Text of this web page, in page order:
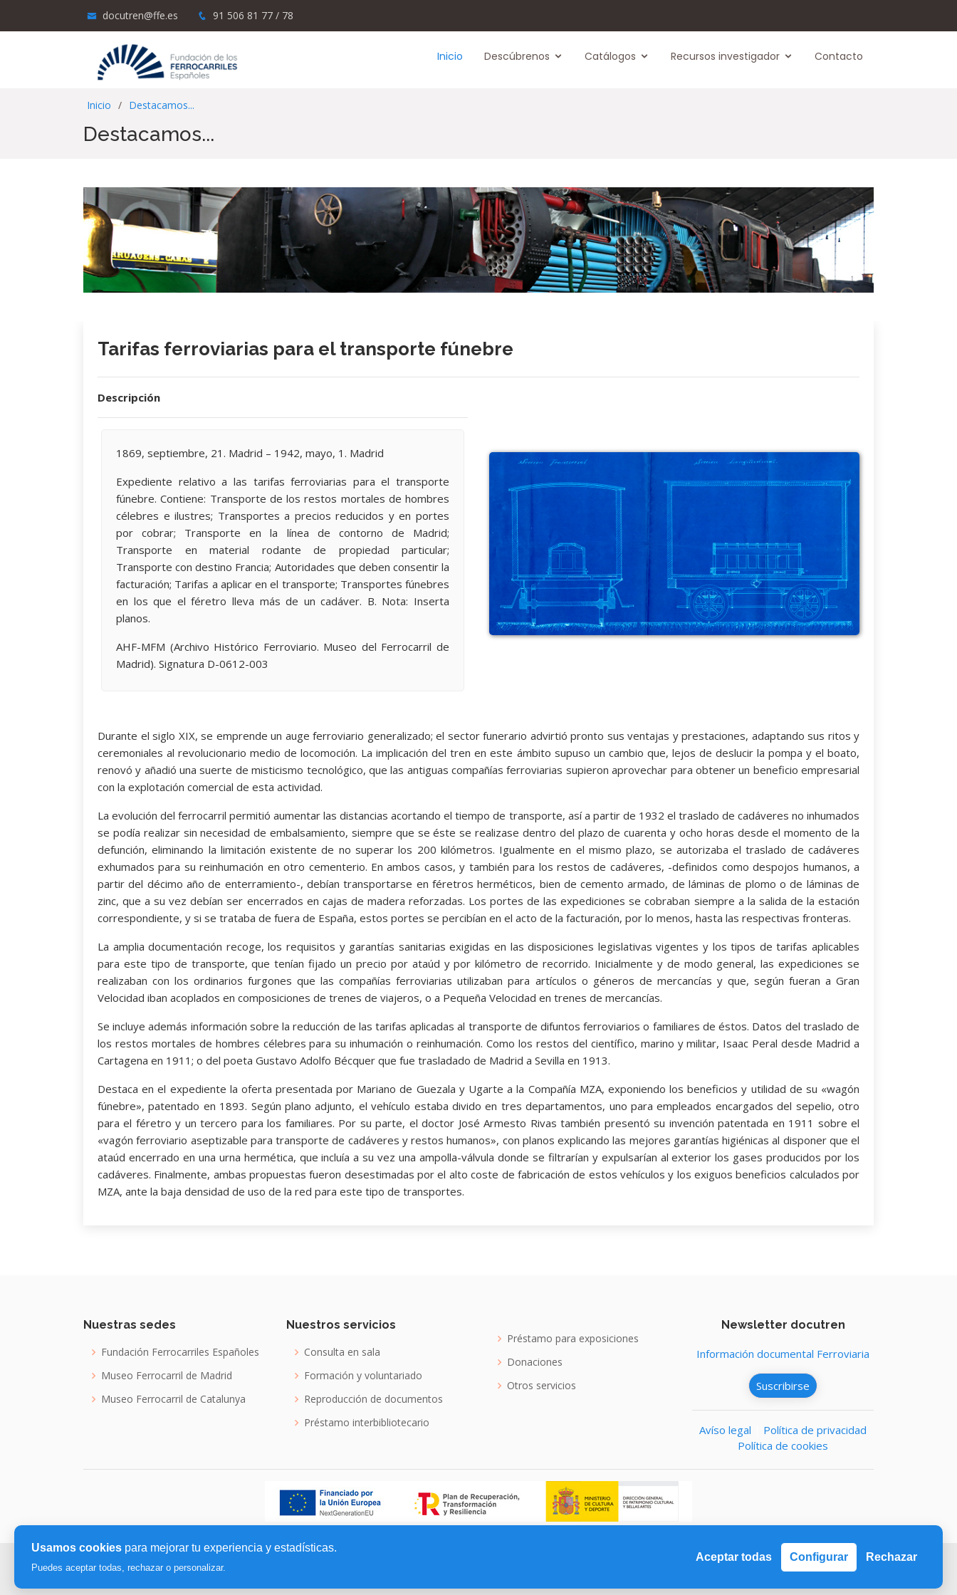
Usamos cookies para mejorar tu experiencia y estadísticas.
Puedes aceptar todas, rechazar o personalizar.
Aceptar todas Configurar Rechazar
docutren@ffe.es 91 506 81 77 / 78
Inicio Descúbrenos Catálogos Recursos investigador Contacto
Inicio Destacamos...
Destacamos...
Tarifas ferroviarias para el transporte fúnebre
Descripción
1869, septiembre, 21. Madrid – 1942, mayo, 1. Madrid
Expediente relativo a las tarifas ferroviarias para el transporte
fúnebre. Contiene: Transporte de los restos mortales de hombres
célebres e ilustres; Transportes a precios reducidos y en portes
por cobrar; Transporte en la línea de contorno de Madrid;
Transporte en material rodante de propiedad particular;
Transporte con destino Francia; Autoridades que deben consentir la
facturación; Tarifas a aplicar en el transporte; Transportes fúnebres
en los que el féretro lleva más de un cadáver. B. Nota: Inserta
planos.
AHF-MFM (Archivo Histórico Ferroviario. Museo del Ferrocarril de
Madrid). Signatura D-0612-003
Durante el siglo XIX, se emprende un auge ferroviario generali­zado; el sector funerario advirtió pronto sus ventajas y prestaciones, adaptando sus ritos y
ceremoniales al revolucionario medio de locomoción. La implicación del tren en este ámbito supuso un cambio que, lejos de deslucir la pompa y el boato,
renovó y añadió una suerte de misticismo tecnológico, que las antiguas compañías ferroviarias supieron aprovechar para obtener un beneficio empresarial
con la explotación comercial de esta actividad.
La evolución del ferrocarril permitió aumentar las distancias acortando el tiempo de transporte, así a partir de 1932 el traslado de cadáveres no inhumados
se podía realizar sin necesidad de embalsamiento, siempre que se éste se realizase dentro del plazo de cuarenta y ocho horas desde el momento de la
defunción, eliminando la limitación existente de no superar los 200 kilómetros. Igualmente en el mismo plazo, se autorizaba el traslado de cadáveres
exhumados para su reinhumación en otro cementerio. En ambos casos, y también para los restos de cadáveres, -definidos como despojos humanos, a
partir del décimo año de enterramiento-, debían transportarse en féretros herméticos, bien de cemento armado, de láminas de plomo o de láminas de
zinc, que a su vez debían ser encerrados en cajas de madera reforzadas. Los portes de las expediciones se cobraban siempre a la salida de la estación
correspondiente, y si se trataba de fuera de España, estos portes se percibían en el acto de la facturación, por lo menos, hasta las respectivas fronteras.
La amplia documentación recoge, los requisitos y garantías sanitarias exigidas en las disposiciones legislativas vigentes y los tipos de tarifas aplicables
para este tipo de transporte, que tenían fijado un precio por ataúd y por kilómetro de recorrido. Inicialmente y de modo general, las expediciones se
realizaban con los ordinarios furgones que las compañías ferroviarias utilizaban para artículos o géneros de mercancías y que, según fueran a Gran
Velocidad iban acoplados en composiciones de trenes de viajeros, o a Pequeña Velocidad en trenes de mercancías.
Se incluye además información sobre la reducción de las tarifas aplicadas al transporte de difuntos ferroviarios o familiares de éstos. Datos del traslado de
los restos mortales de hombres célebres para su inhumación o reinhumación. Como los restos del científico, marino y militar, Isaac Peral desde Madrid a
Cartagena en 1911; o del poeta Gustavo Adolfo Bécquer que fue trasladado de Madrid a Sevilla en 1913.
Destaca en el expediente la oferta presentada por Mariano de Guezala y Ugarte a la Compañía MZA, exponiendo los beneficios y utilidad de su «wagón
fúnebre», patentado en 1893. Según plano adjunto, el vehículo estaba divido en tres departamentos, uno para empleados encargados del sepelio, otro
para el féretro y un tercero para los familiares. Por su parte, el doctor José Armesto Rivas también presentó su invención patentada en 1911 sobre el
«vagón ferroviario aseptizable para transporte de cadáveres y restos humanos», con planos explicando las mejores garantías higiénicas al disponer que el
ataúd encerrado en una urna hermética, que incluía a su vez una ampolla-válvula donde se filtrarían y expulsarían al exterior los gases producidos por los
cadáveres. Finalmente, ambas propuestas fueron desestimadas por el alto coste de fabricación de estos vehículos y los exiguos beneficios calculados por
MZA, ante la baja densidad de uso de la red para este tipo de transportes.
Nuestras sedes
Fundación Ferrocarriles Españoles
Museo Ferrocarril de Madrid
Museo Ferrocarril de Catalunya
Nuestros servicios
Consulta en sala
Formación y voluntariado
Reproducción de documentos
Préstamo interbibliotecario
Préstamo para exposiciones
Donaciones
Otros servicios
Newsletter docutren
Información documental Ferroviaria
Suscribirse
Avíso legal
Política de privacidad
Política de cookies
Copyright © 2026,Fundación de los Ferrocarriles Españoles